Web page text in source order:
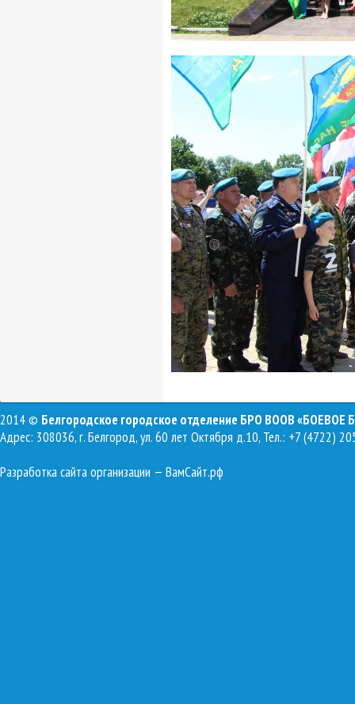
2014 © Белгородское городское отделение БРО ВООВ «БОЕВОЕ
Адрес: 308036, г. Белгород, ул. 60 лет Октября д.10, Тел.: +7 (4722)
Разработка сайта организации — ВамСайт.рф